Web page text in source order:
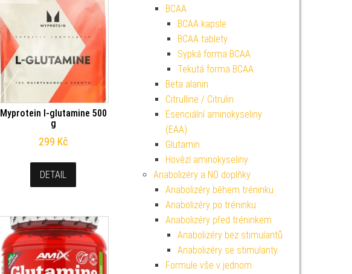
Myprotein l-glutamine 500
g
299 Kč
DETAIL
BCAA
BCAA kapsle
BCAA tablety
Sypká forma BCAA
Tekutá forma BCAA
Beta alanin
Citrulline / Citrulin
Esenciální aminokyseliny
(EAA)
Glutamin
Hovězí aminokyseliny
Anabolizéry a NO doplňky
Anabolizéry během tréninku
Anabolizéry po tréninku
Anabolizéry před tréninkem
Anabolizéry bez stimulantů
Anabolizéry se stimulanty
Formule vše v jednom